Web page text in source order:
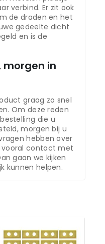
verbind. Er zit ook
de draden en het
gedeelte dicht
en is de
in
graag zo snel
Om deze reden
die u
morgen bij u
hebben over
contact met
gaan we kijken
kunnen helpen.